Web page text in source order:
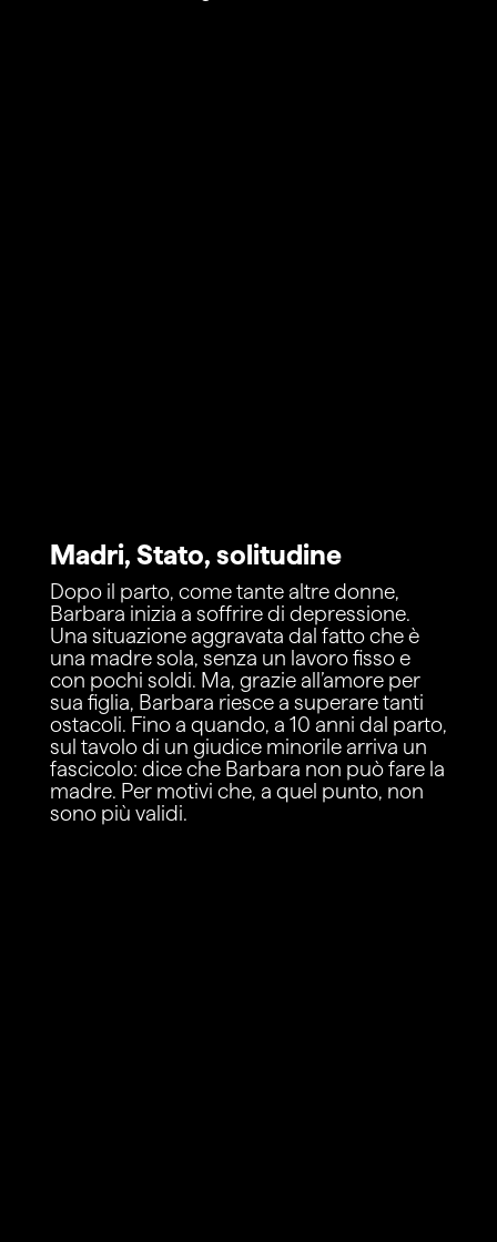
Madri, Stato, solitudine
Dopo il parto, come tante altre donne,
Barbara inizia a soffrire di depressione.
Una situazione aggravata dal fatto che è
una madre sola, senza un lavoro fisso e
con pochi soldi. Ma, grazie all’amore per
sua figlia, Barbara riesce a superare tanti
ostacoli. Fino a quando, a 10 anni dal parto,
sul tavolo di un giudice minorile arriva un
fascicolo: dice che Barbara non può fare la
madre. Per motivi che, a quel punto, non
sono più validi.